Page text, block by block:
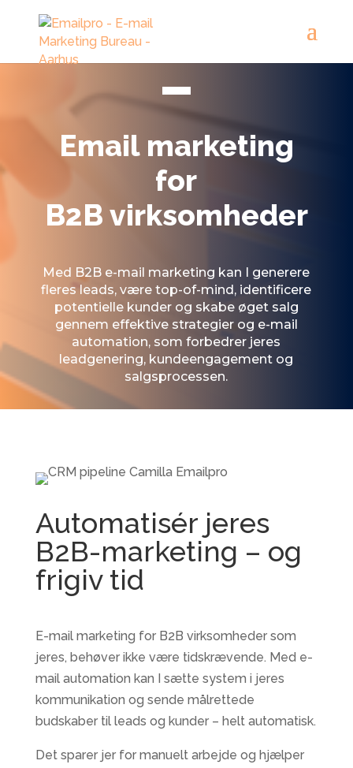
Email marketing
for
B2B virksomheder
Med B2B e-mail marketing kan I generere
fleres leads, være top-of-mind, identificere
potentielle kunder og skabe øget salg
gennem effektive strategier og e-mail
automation, som forbedrer jeres
leadgenering, kundeengagement og
salgsprocessen.
Automatisér jeres
B2B-marketing – og
frigiv tid
E-mail marketing for B2B virksomheder som
jeres, behøver ikke være tidskrævende. Med e-
mail automation kan I sætte system i jeres
kommunikation og sende målrettede
budskaber til leads og kunder – helt automatisk.
Det sparer jer for manuelt arbejde og hjælper